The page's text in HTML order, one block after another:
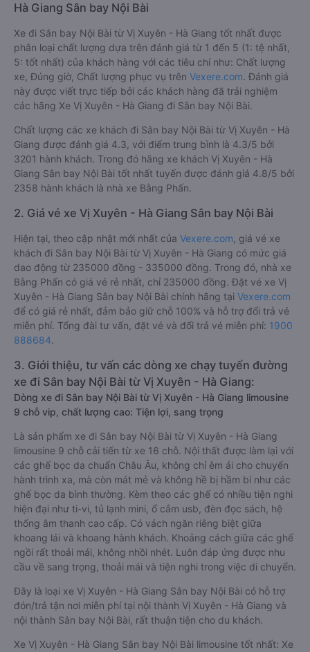
Hà Giang Sân bay Nội Bài
Xe đi Sân bay Nội Bài từ Vị Xuyên - Hà Giang tốt nhất được
phân loại chất lượng dựa trên đánh giá từ 1 đến 5 (1: tệ nhất,
5: tốt nhất) của khách hàng với các tiêu chí như: Chất lượng
xe, Đúng giờ, Chất lượng phục vụ trên Vexere.com. Đánh giá
này được viết trực tiếp bởi các khách hàng đã trải nghiệm
các hãng Xe Vị Xuyên - Hà Giang đi Sân bay Nội Bài.
Chất lượng các xe khách đi Sân bay Nội Bài từ Vị Xuyên - Hà
Giang được đánh giá 4.3, với điểm trung bình là 4.3/5 bởi
3201 hành khách. Trong đó hãng xe khách Vị Xuyên - Hà
Giang Sân bay Nội Bài tốt nhất tuyến được đánh giá 4.8/5 bởi
2358 hành khách là nhà xe Bằng Phấn.
2. Giá vé xe Vị Xuyên - Hà Giang Sân bay Nội Bài
Hiện tại, theo cập nhật mới nhất của Vexere.com , giá vé xe
khách đi Sân bay Nội Bài từ Vị Xuyên - Hà Giang có mức giá
dao động từ 235000 đồng - 335000 đồng. Trong đó, nhà xe
Bằng Phấn có giá vé rẻ nhất, chỉ 235000 đồng. Đặt vé xe Vị
Xuyên - Hà Giang Sân bay Nội Bài chính hãng tại Vexere.com
để có giá rẻ nhất, đảm bảo giữ chỗ 100% và hỗ trợ đổi trả vé
miễn phí. Tổng đài tư vấn, đặt vé và đổi trả vé miễn phí: 1900
888684.
3. Giới thiệu, tư vấn các dòng xe chạy tuyến đường
xe đi Sân bay Nội Bài từ Vị Xuyên - Hà Giang:
Dòng xe đi Sân bay Nội Bài từ Vị Xuyên - Hà Giang limousine
9 chỗ vip, chất lượng cao: Tiện lợi, sang trọng
Là sản phẩm xe đi Sân bay Nội Bài từ Vị Xuyên - Hà Giang
limousine 9 chỗ cải tiến từ xe 16 chỗ. Nội thất được làm lại với
các ghế bọc da chuẩn Châu Âu, không chỉ êm ái cho chuyến
hành trình xa, mà còn mát mẻ và không hề bị hầm bí như các
ghế bọc da bình thường. Kèm theo các ghế có nhiều tiện nghi
hiện đại như ti-vi, tủ lạnh mini, ổ cắm usb, đèn đọc sách, hệ
thống âm thanh cao cấp. Có vách ngăn riêng biệt giữa
khoang lái và khoang hành khách. Khoảng cách giữa các ghế
ngồi rất thoải mái, không nhồi nhét. Luôn đáp ứng được nhu
cầu về sang trọng, thoải mái và tiện nghi trong việc di chuyển.
Đây là loại xe Vị Xuyên - Hà Giang Sân bay Nội Bài có hỗ trợ
đón/trả tận nơi miễn phí tại nội thành Vị Xuyên - Hà Giang và
nội thành Sân bay Nội Bài, rất thuận tiện cho du khách.
Xe Vị Xuyên - Hà Giang Sân bay Nội Bài limousine tốt nhất: Xe